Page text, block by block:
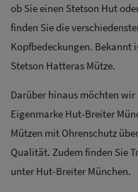
ob Sie einen Stetson Hut
finden Sie die
Kopfbedeckungen. Bekannt
Stetson Hatteras Mütze.
Darüber hinaus möchten wir
Eigenmarke Hut-Breiter
Mützen mit Ohrenschutz
Qualität. Zudem finden Sie
unter Hut-Breiter München.